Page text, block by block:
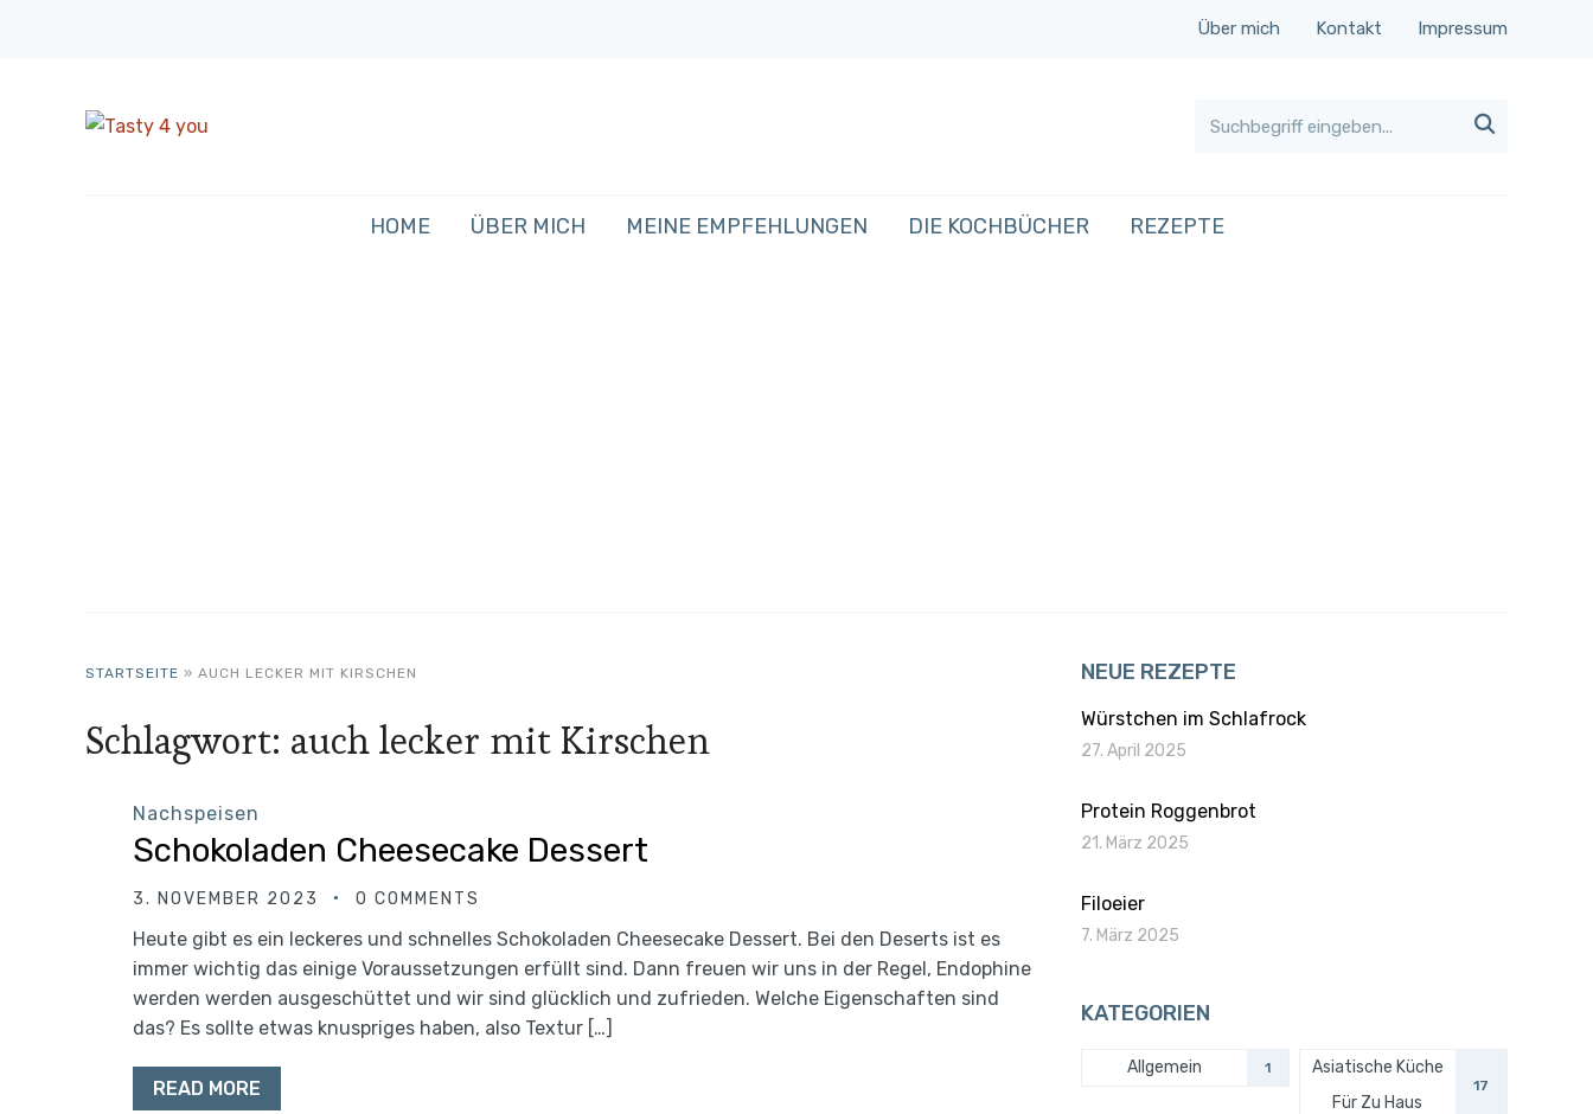
Über mich Kontakt Impressum

HOME ÜBER MICH MEINE EMPFEHLUNGEN DIE KOCHBÜCHER REZEPTE
STARTSEITE » AUCH LECKER MIT KIRSCHEN
Schlagwort: auch lecker mit Kirschen
Nachspeisen
Schokoladen Cheesecake Dessert
3. NOVEMBER 2023 0 COMMENTS
Heute gibt es ein leckeres und schnelles Schokoladen Cheesecake Dessert. Bei den Deserts ist es
immer wichtig das einige Voraussetzungen erfüllt sind. Dann freuen wir uns in der Regel, Endophine
werden werden ausgeschüttet und wir sind glücklich und zufrieden. Welche Eigenschaften sind
das? Es sollte etwas knuspriges haben, also Textur […]
READ MORE
NEUE REZEPTE
Würstchen im Schlafrock
27. April 2025
Protein Roggenbrot
21. März 2025
Filoeier
7. März 2025
KATEGORIEN
Allgemein 1
Asiatische Küche
Für Zu Haus
17